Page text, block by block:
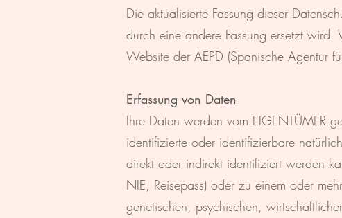
Die aktualisierte Fassung dieser
durch eine andere Fassung ersetzt
Website der AEPD (Spanische Agentur
Erfassung von Daten
Ihre Daten werden vom EIGENTÜMER
identifizierte oder identifizierbare
direkt oder indirekt identifiziert werden
NIE, Reisepass) oder zu einem oder
genetischen, psychischen,